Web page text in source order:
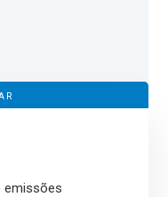
emissões